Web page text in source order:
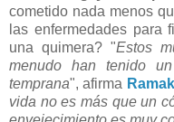
cometido nada menos
las enfermedades
una quimera? "Estos
menudo han tenido
temprana", afirma
vida no es más que un